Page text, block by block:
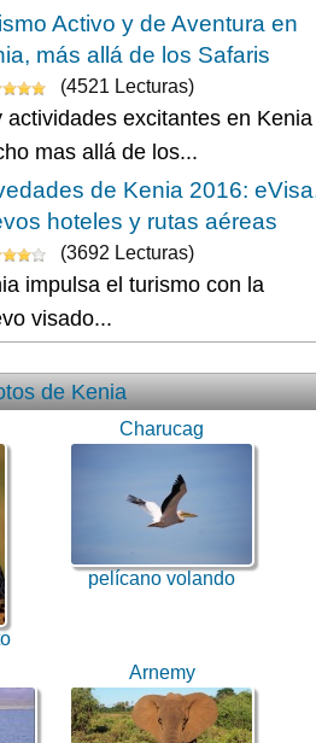
Activo y de Aventura en
más allá de los Safaris
(4521 Lecturas)
actividades excitantes en Kenia
mas allá de los...
de Kenia 2016:
hoteles y rutas aéreas
(3692 Lecturas)
impulsa el turismo con la
visado...
de Kenia
Charucag
pelícano volando
Arnemy